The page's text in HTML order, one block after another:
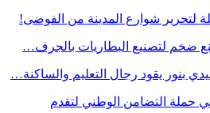
لتحرير شوارع المدينة من الفوضى!
ضخم لتصنيع البطاريات بالجرف…
بنور يقود رجال التعليم والساكنة…
التضامن الوطني لتقدم